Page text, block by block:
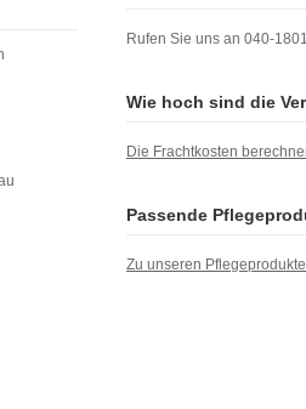
Rufen Sie uns an 040-
Wie hoch sind die
Die Frachtkosten
Passende
Zu unseren